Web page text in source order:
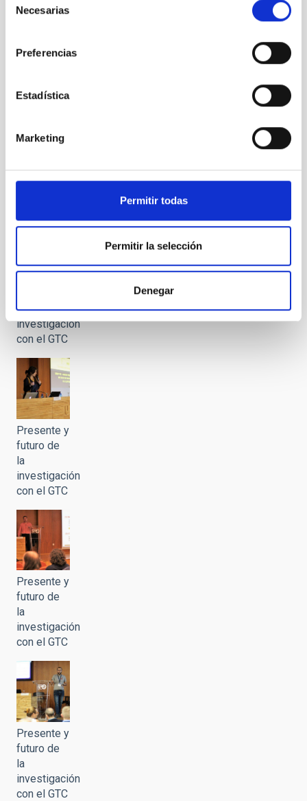
Necesarias
Preferencias
Estadística
Marketing
Permitir todas
Permitir la selección
Denegar
la
futuro de
investigación
la
investigación
con el GTC
Presente y
futuro de
la
investigación
con el GTC
Presente y
futuro de
la
investigación
con el GTC
Presente y
futuro de
la
investigación
con el GTC